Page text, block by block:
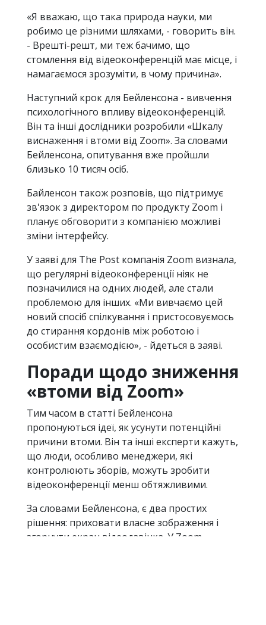
«Я вважаю, що така природа науки, ми
робимо це різними шляхами, - говорить він.
- Врешті-решт, ми теж бачимо, що
стомлення від відеоконференцій має місце, і
намагаємося зрозуміти, в чому причина».
Наступний крок для Бейленсона - вивчення
психологічного впливу відеоконференцій.
Він та інші дослідники розробили «Шкалу
виснаження і втоми від Zoom». За словами
Бейленсона, опитування вже пройшли
близько 10 тисяч осіб.
Байленсон також розповів, що підтримує
зв'язок з директором по продукту Zoom і
планує обговорити з компанією можливі
зміни інтерфейсу.
У заяві для The Post компанія Zoom визнала,
що регулярні відеоконференції ніяк не
позначилися на одних людей, але стали
проблемою для інших. «Ми вивчаємо цей
новий спосіб спілкування і пристосовуємось
до стирання кордонів між роботою і
особистим взаємодією», - йдеться в заяві.
Поради щодо зниження
«втоми від Zoom»
Тим часом в статті Бейленсона
пропонуються ідеї, як усунути потенційні
причини втоми. Він та інші експерти кажуть,
що люди, особливо менеджери, які
контролюють зборів, можуть зробити
відеоконференції менш обтяжливими.
За словами Бейленсона, є два простих
рішення: приховати власне зображення і
згорнути екран відеодзвінка. У Zoom,